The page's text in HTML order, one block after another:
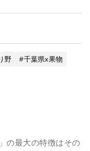
野
千葉県x果物
の最大の特徴はその